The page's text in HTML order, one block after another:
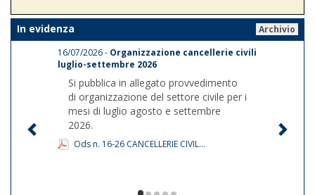
In evidenza
Archivio
16/07/2026 - Organizzazione cancellerie civili
luglio-settembre 2026
Si pubblica in allegato provvedimento
di organizzazione del settore civile per i
mesi di luglio agosto e settembre
2026.
Ods n. 16-26 CANCELLERIE CIVIL...